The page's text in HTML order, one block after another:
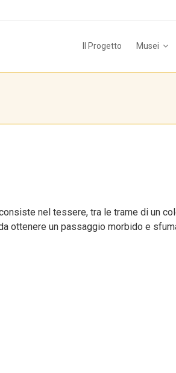
Il Progetto Musei
nel tessere, tra le trame di un
ottenere un passaggio morbido e